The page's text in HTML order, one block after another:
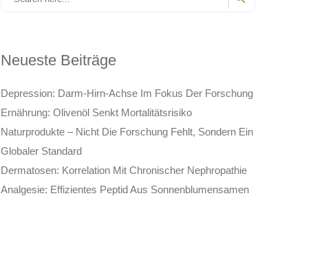
Neueste Beiträge
Depression: Darm-Hirn-Achse Im Fokus Der Forschung
Ernährung: Olivenöl Senkt Mortalitätsrisiko
Naturprodukte – Nicht Die Forschung Fehlt, Sondern Ein
Globaler Standard
Dermatosen: Korrelation Mit Chronischer Nephropathie
Analgesie: Effizientes Peptid Aus Sonnenblumensamen